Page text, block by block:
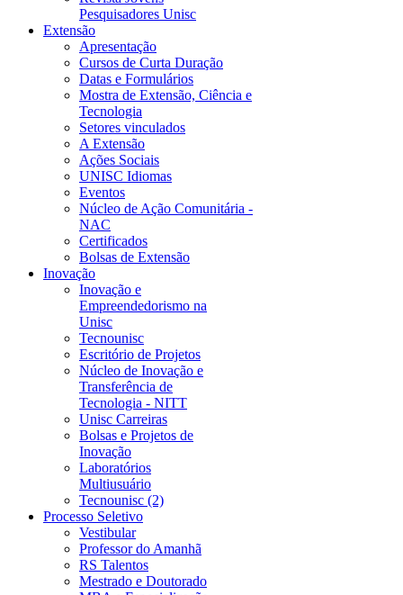
Pesquisadores Unisc
Extensão
Apresentação
Cursos de Curta Duração
Datas e Formulários
Mostra de Extensão, Ciência e
Tecnologia
Setores vinculados
A Extensão
Ações Sociais
UNISC Idiomas
Eventos
Núcleo de Ação Comunitária -
NAC
Certificados
Bolsas de Extensão
Inovação
Inovação e
Empreendedorismo na
Unisc
Tecnounisc
Escritório de Projetos
Núcleo de Inovação e
Transferência de
Tecnologia - NITT
Unisc Carreiras
Bolsas e Projetos de
Inovação
Laboratórios
Multiusuário
Tecnounisc (2)
Processo Seletivo
Vestibular
Professor do Amanhã
RS Talentos
Mestrado e Doutorado